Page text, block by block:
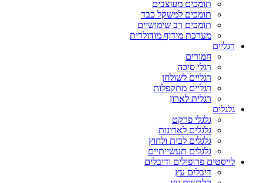
תומכים מעוצבים
תומכים למשקל כבד
תומכים רב שימושיים
מערכת מידוף מודולרית
רגליים
חמורים
רגלי סיכה
רגליים לשולחן
רגליים מתקפלות
רגלית לארון
גלגלים
גלגלי פרקט
גלגלים לארונות
גלגלים לבית ולחוץ
גלגלים תעשייתיים
לייסטים פרופילים ודיבלים
דיבלים עץ